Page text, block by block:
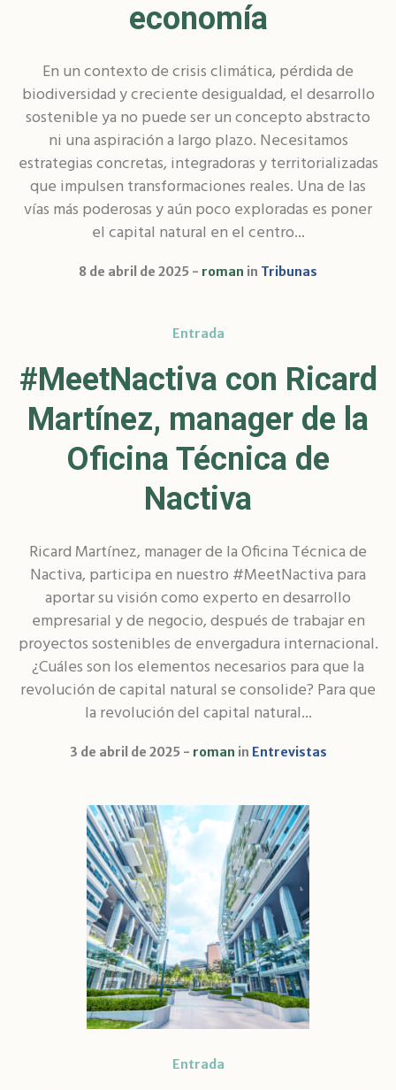
economía
En un contexto de crisis climática, pérdida de
biodiversidad y creciente desigualdad, el desarrollo
sostenible ya no puede ser un concepto abstracto
ni una aspiración a largo plazo. Necesitamos
estrategias concretas, integradoras y territorializadas
que impulsen transformaciones reales. Una de las
vías más poderosas y aún poco exploradas es poner
el capital natural en el centro...
8 de abril de 2025 roman in Tribunas
Entrada
#MeetNactiva con Ricard
Martínez, manager de la
Oficina Técnica de
Nactiva
Ricard Martínez, manager de la Oficina Técnica de
Nactiva, participa en nuestro #MeetNactiva para
aportar su visión como experto en desarrollo
empresarial y de negocio, después de trabajar en
proyectos sostenibles de envergadura internacional.
¿Cuáles son los elementos necesarios para que la
revolución de capital natural se consolide? Para que
la revolución del capital natural...
3 de abril de 2025 roman in Entrevistas
Entrada